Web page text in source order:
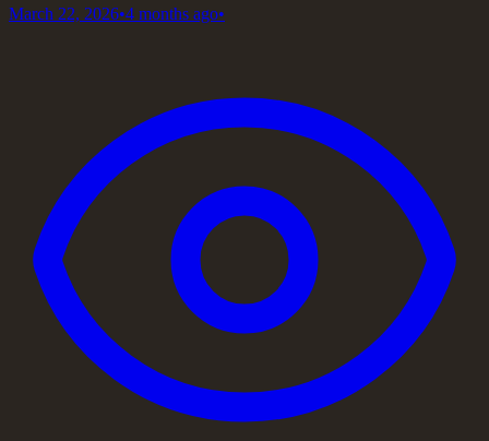
March 22, 2026•4 months ago•